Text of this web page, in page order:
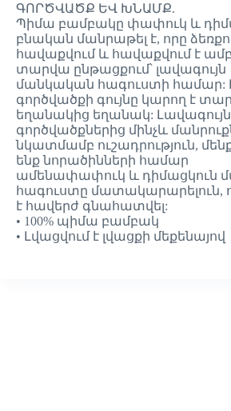
ԳՈՐԾՎԱԾՔ ԵՎ ԽՆԱՄՔ.
Պիմա բամբակը փափուկ և
բնական մանրաթել է, որը
հավաքվում և հավաքվում է
տարվա ընթացքում՝ լավագույն
մանկական հագուստի համար:
գործվածքի գույնը կարող է
եղանակից եղանակ: Լավագույն
գործվածքներից մինչև
նկատմամբ ուշադրություն,
ենք նորածինների համար
ամենափափուկ և դիմացկուն
հագուստը մատակարարելուն,
է հավերժ գնահատվել:
• 100% պիմա բամբակ
• Լվացվում է լվացքի մեքենայով